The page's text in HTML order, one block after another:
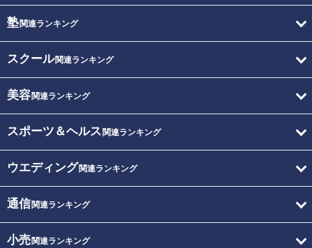
塾関連ランキング
スクール関連ランキング
美容関連ランキング
スポーツ＆ヘルス 関連ランキング
ウエディング関連ランキング
通信関連ランキング
小売関連ランキング